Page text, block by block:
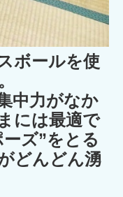
ボールを使
中力がなか
には最適で
ズ”をとる
どんどん湧